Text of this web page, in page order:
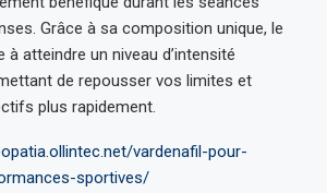
Grâce à sa composition unique, le
à atteindre un niveau d’intensité
de repousser vos limites et
plus rapidement.
vardenafil-pour-
sportives/